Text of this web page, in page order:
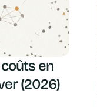
en
(2026)